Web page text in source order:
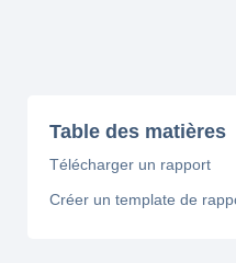
Table des matières
Télécharger un rapport
Créer un template de